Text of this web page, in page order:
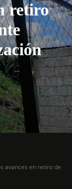
retiro
avances en retiro de